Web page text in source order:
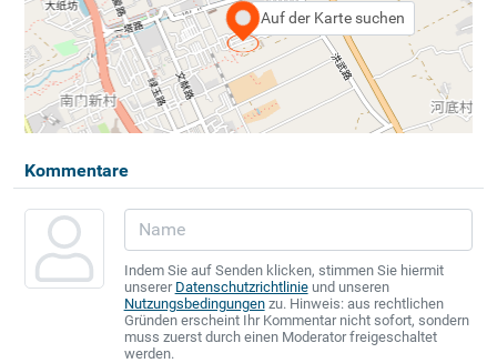
Auf der Karte suchen
Kommentare
Indem Sie auf Senden klicken, stimmen Sie hiermit
unserer Datenschutzrichtlinieund unseren
Nutzungsbedingungenzu. Hinweis: aus rechtlichen
Gründen erscheint Ihr Kommentar nicht sofort, sondern
muss zuerst durch einen Moderator freigeschaltet
werden.